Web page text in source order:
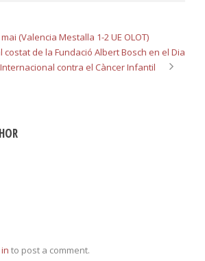
(Valencia Mestalla 1-2 UE OLOT)
costat de la Fundació Albert Bosch en el Dia
Internacional contra el Càncer Infantil
to post a comment.